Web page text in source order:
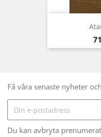
Få våra senaste nyheter
Du kan avbryta